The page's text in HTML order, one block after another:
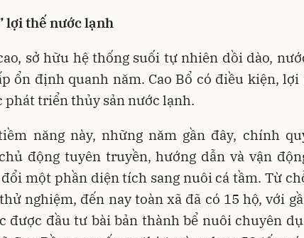
lợi thế nước lạnh
sở hữu hệ thống suối tự nhiên dồi dào,
ổn định quanh năm. Cao Bổ có điều kiện, lợi
phát triển thủy sản nước lạnh.
năng này, những năm gần đây, chính
động tuyên truyền, hướng dẫn và vận
một phần diện tích sang nuôi cá tầm. Từ
nghiệm, đến nay toàn xã đã có 15 hộ, với
được đầu tư bài bản thành bể nuôi chuyên